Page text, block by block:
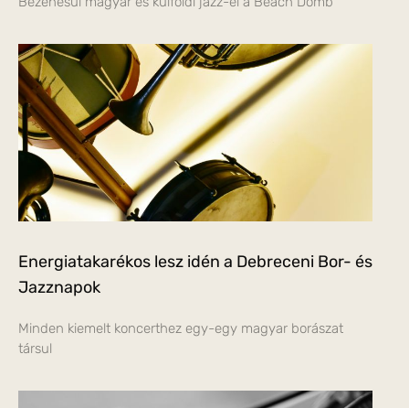
Energiatakarékos lesz idén a Debreceni Bor- és
Jazznapok
Minden kiemelt koncerthez egy-egy magyar borászat
társul